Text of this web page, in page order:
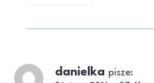
danielka pisze: